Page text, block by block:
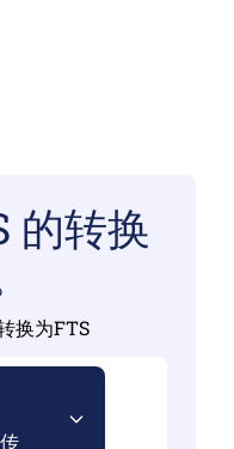
的转换
换为FTS